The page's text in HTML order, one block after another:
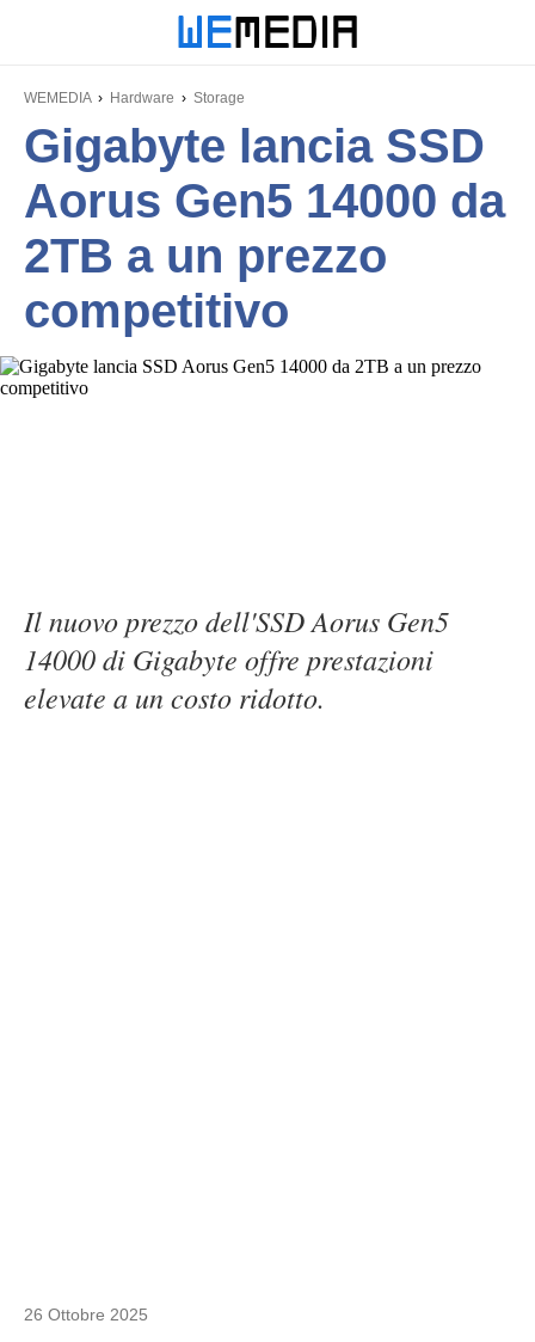
WEMEDIA Hardware Storage
Gigabyte lancia SSD
Aorus Gen5 14000 da
2TB a un prezzo
competitivo
Il nuovo prezzo dell'SSD Aorus Gen5
14000 di Gigabyte offre prestazioni
elevate a un costo ridotto.
26 Ottobre 2025